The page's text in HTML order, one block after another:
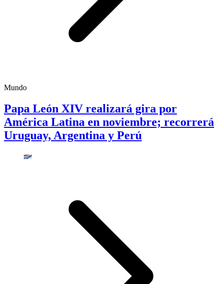
Mundo
Papa León XIV realizará gira por
América Latina en noviembre; recorrerá
Uruguay, Argentina y Perú